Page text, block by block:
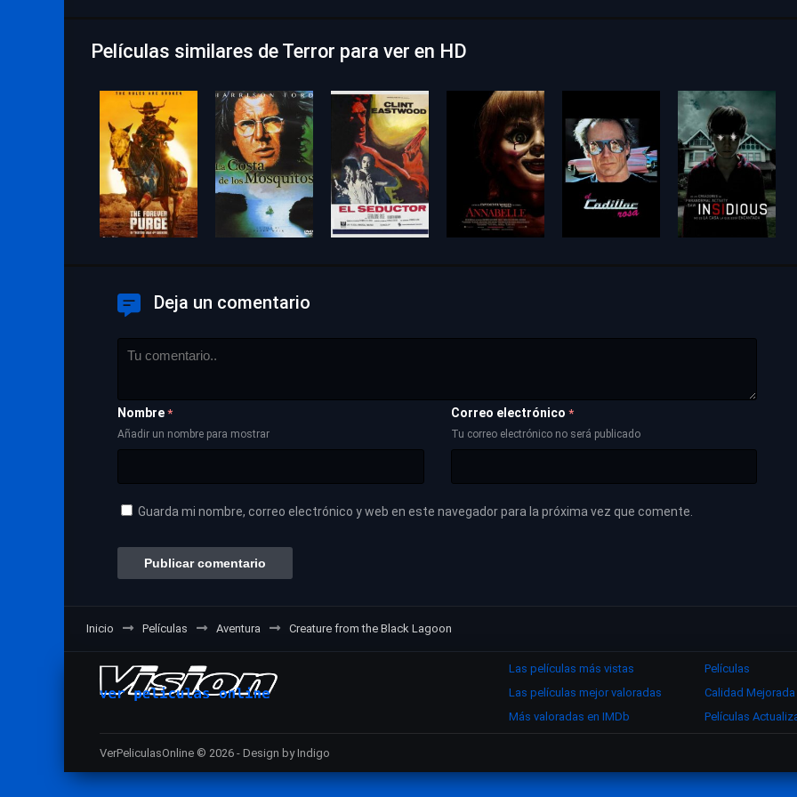
Películas similares de Terror para ver en HD
Deja un comentario
Nombre *
Añadir un nombre para mostrar
Correo electrónico *
Tu correo electrónico no será publicado
Guarda mi nombre, correo electrónico y web en este navegador para la próxima vez que comente.
Inicio Películas Aventura Creature from the Black Lagoon
Las películas más vistas
Las películas mejor valoradas
Más valoradas en IMDb
Películas
Calidad Mejorada
Películas
VerPeliculasOnline © 2026 - Design by Indigo